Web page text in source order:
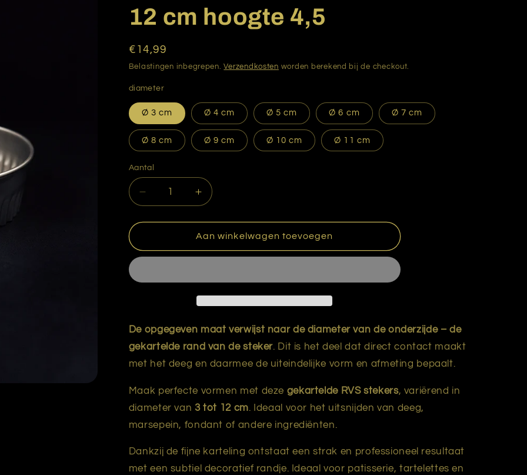
12 cm hoogte 4,5
Normale
prijs
€14,99
Belastingen inbegrepen.Verzendkosten worden berekend bij de checkout.
diameter
Ø 3 cm Ø 4 cm Ø 5 cm Ø 6 cm Ø 7 cm
Ø 8 cm Ø 9 cm Ø 10 cm Ø 11 cm
Aantal
Aantal
verlagen
voor
/
3
tot
12
cm
4,5
Aantal
verhogen
voor
Uitsteker
/
3
tot
12
cm
4,5
Aan winkelwagen toevoegen
De opgegeven maat verwijst naar de diameter van de onderzijde – de
gekartelde rand van de steker. Dit is het deel dat direct contact maakt
met het deeg en daarmee de uiteindelijke vorm en afmeting bepaalt.
Maak perfecte vormen met deze gekarteldeRVS stekers, variërend in
diameter van 3 tot 12 cm. Ideaal voor het uitsnijden van deeg,
marsepein, fondant of andere ingrediënten.
Dankzij de fijne karteling ontstaat een strak en professioneel resultaat
met een subtiel decoratief randje. Ideaal voor patisserie, tartelettes en